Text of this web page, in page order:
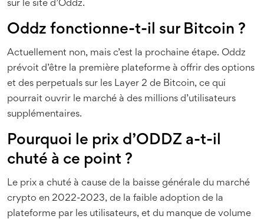
sur le site d’Oddz.
Oddz fonctionne-t-il sur Bitcoin ?
Actuellement non, mais c’est la prochaine étape. Oddz
prévoit d’être la première plateforme à offrir des options
et des perpetuals sur les Layer 2 de Bitcoin, ce qui
pourrait ouvrir le marché à des millions d’utilisateurs
supplémentaires.
Pourquoi le prix d’ODDZ a-t-il
chuté à ce point ?
Le prix a chuté à cause de la baisse générale du marché
crypto en 2022-2023, de la faible adoption de la
plateforme par les utilisateurs, et du manque de volume